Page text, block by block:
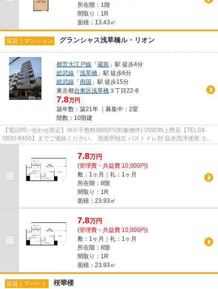
所在階：1階
間取り：1R
面積：13.43㎡
賃貸｜マンション グランシャス浅草橋ル・リオン
都営大江戸線 「蔵前 」駅 徒歩4分
総武線 「浅草橋 」駅 徒歩6分
総武線 「両国 」駅 徒歩15分
東京都台東区浅草橋 ３丁目22-8
7.8万円
築年数：築21年 ｜募集中： 2室
階数：10階建
【電話問い合わせ限定】仲介手数料9800円(対象物件) VISION上野店【TEL03-
5830-8450】までご連絡ください。 洗面所独立 バストイレ別 温水洗浄便座 エア
コン CS
7.8万円
(管理費・共益費 10,000円)
敷：1ヶ月｜礼：1ヶ月
所在階：8階
間取り：1R
面積：23.93㎡
7.8万円
(管理費・共益費 10,000円)
敷：1ヶ月｜礼：1ヶ月
所在階：8階
間取り：1R
面積：23.93㎡
賃貸｜アパート 桜華楼